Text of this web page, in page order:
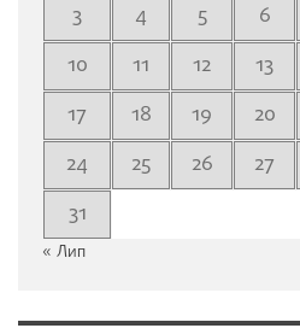
3
4 5 6
10
11 12 13
17
18 19 20
24
25 26 27
31
« Лип